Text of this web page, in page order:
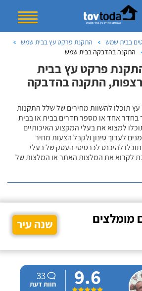
בבית שמש
התקנת פרקט עץ בבית שמש
התקנה בהדבקה בבית שמש
פרקט עץ בבית
התקנה בהדבקה
תוכלו להשוות מחירים של שלל התקנות
בחדר אחד או מספר חדרים בבית או בבית
למצוא את בעלי המקצוע האיכותיים
לערוך סינון ולקבל הצעות מחיר
להיכנס לכרטיסי העסק של בעלי
לקרוא את המלצות האתר או המלצות של
מומלצים
שנה עיר
9.6
33
חוות דעת